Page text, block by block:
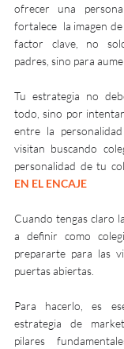
ofrecer una
fortalece  la imagen
factor clave, no
padres, sino para
Tu estrategia no
todo, sino por
entre la
visitan buscando
personalidad de tu
EN EL ENCAJE
Cuando tengas claro
a definir como
prepararte para las
puertas abiertas.
Para hacerlo, es
estrategia de
pilares